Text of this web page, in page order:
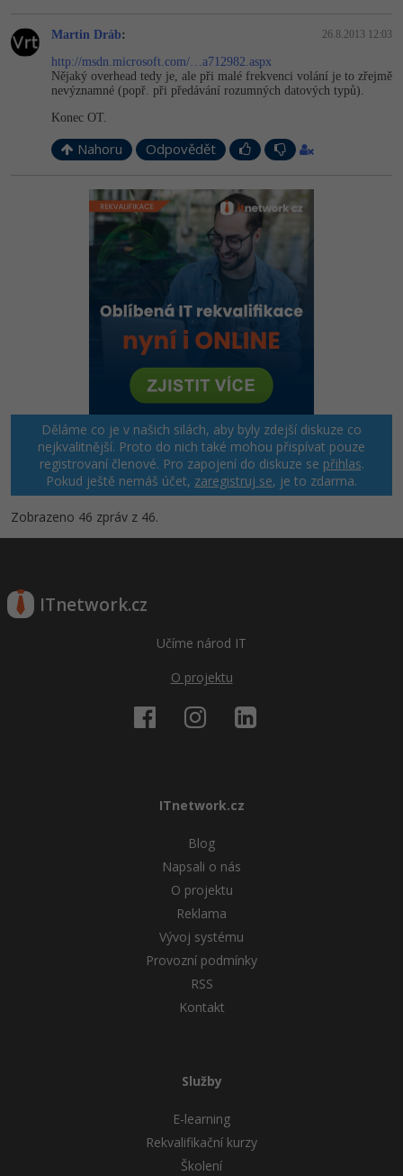
Martin Dráb: 26.8.2013 12:03
http://msdn.microsoft.com/…a712982.aspx
Nějaký overhead tedy je, ale při malé frekvenci volání je to zřejmě
nevýznamné (popř. při předávání rozumných datových typů).
Konec OT.
Nahoru Odpovědět
Děláme co je v našich silách, aby byly zdejší diskuze co
nejkvalitnější. Proto do nich také mohou přispívat pouze
registrovaní členové. Pro zapojení do diskuze se přihlas.
Pokud ještě nemáš účet, zaregistruj se, je to zdarma.
Zobrazeno 46 zpráv z 46.
ITnetwork.cz
Učíme národ IT
O projektu
ITnetwork.cz
Blog
Napsali o nás
O projektu
Reklama
Vývoj systému
Provozní podmínky
RSS
Kontakt
Služby
E-learning
Rekvalifikační kurzy
Školení